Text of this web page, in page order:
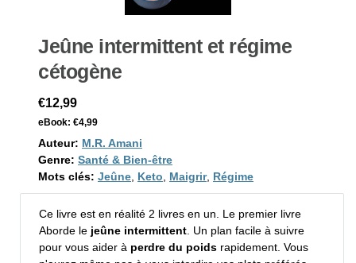
Jeûne intermittent et régime
cétogène
€12,99
eBook: €4,99
Auteur: M.R. Amani
Genre: Santé & Bien-être
Mots clés: Jeûne Keto Maigrir, Régime
Ce livre est en réalité 2 livres en un. Le premier livre
Aborde le jeûne intermittent . Un plan facile à suivre
pour vous aider à perdre du poids rapidement. Vous